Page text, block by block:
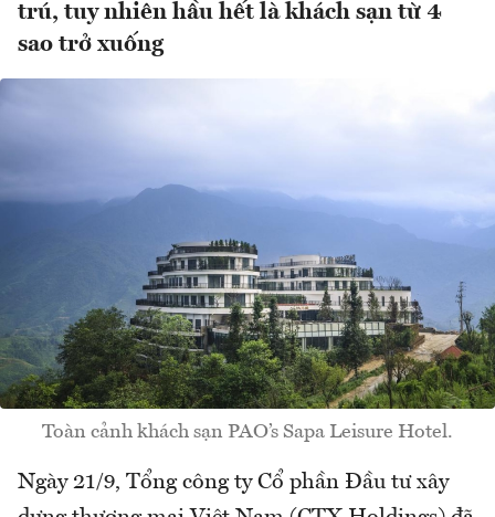
trú, tuy nhiên hầu hết là khách sạn từ 4
sao trở xuống
Toàn cảnh khách sạn PAO’s Sapa Leisure Hotel.
Ngày 21/9, Tổng công ty Cổ phần Đầu tư xây